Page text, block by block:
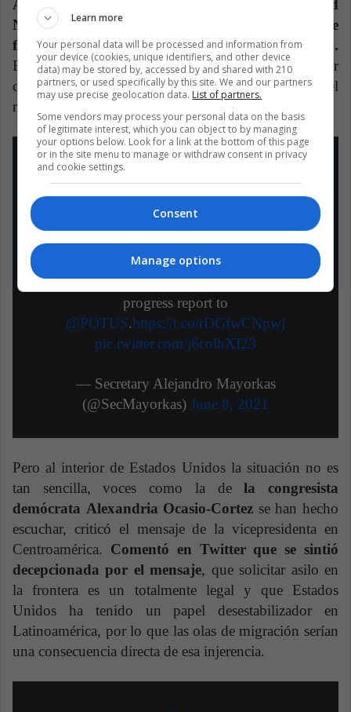
Alejandro Mayorkas, secretario de Seguridad
Nacional, para encabezar la reunificación de
familias separadas durante el gobierno de Trump.
El secretario anunció que a 120 días de haber
comenzado con la comisión han logrado el
reencuentro de 7 familias y 29 más en proceso.
Today, the Family Reunification Task
Force—including@DHSgov,
@HHSgov,@StateDept
@TheJusticeDeptreleased its 120-day
progress report to
@POTUS.https://t.co/rDGfwCNpwj
pic.twitter.com/j6colhXI23
— Secretary Alejandro Mayorkas
(@SecMayorkas) June 8, 2021
Pero al interior de Estados Unidos la situación no es
tan sencilla, voces como la dela congresista
demócrata Alexandria Ocasio-Cortez se han hecho
escuchar, criticó el mensaje de la vicepresidenta en
Centroamérica. Comentó en Twitter que se sintió
decepcionada por el mensaje, que solicitar asilo en
la frontera es un totalmente legal y que Estados
Unidos ha tenido un papel desestabilizador en
Latinoamérica, por lo que las olas de migración serían
una consecuencia directa de esa injerencia.
Learn more
Your personal data will be processed and information from
your device (cookies, unique identifiers, and other device
data) may be stored by, accessed by and shared with 210
partners, or used specifically by this site. We and our partners
may use precise geolocation data. List of partners.
Some vendors may process your personal data on the basis
of legitimate interest, which you can object to by managing
your options below. Look for a link at the bottom of this page
or in the site menu to manage or withdraw consent in privacy
and cookie settings.
Consent
Manage options